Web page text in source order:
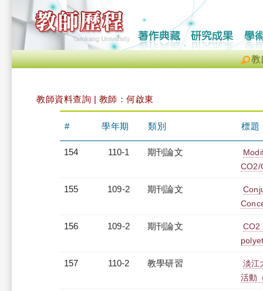
教
教師資料查詢 | 教師：何啟東
# 學年期 類別 標題
154 110-1 期刊論文
CO2/
155 109-2 期刊論文
156 109-2 期刊論文
CO2
157 110-2 教學研習
淡江
活動